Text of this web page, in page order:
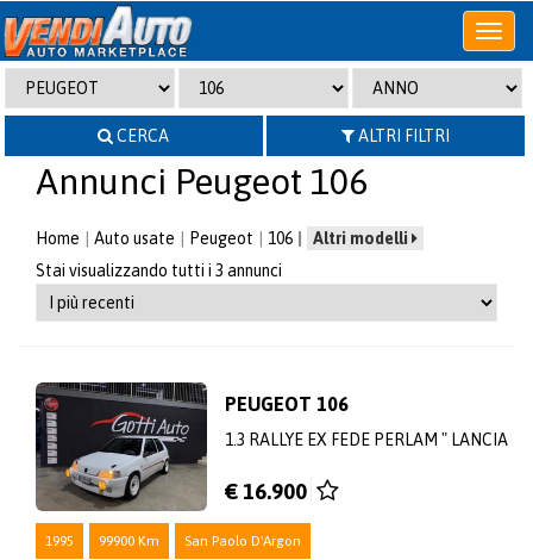
Apri
o
chiudi
menu
CERCA
ALTRI FILTRI
Annunci Peugeot 106
Home Auto usate Peugeot 106
Altri modelli
Stai visualizzando tutti i 3 annunci
PEUGEOT 106
1.3 RALLYE EX FEDE PERLAM " LANCIA
€ 16.900
1995 99900 Km San Paolo D'Argon